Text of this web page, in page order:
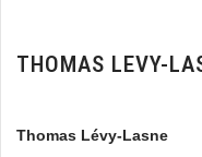
THOMAS LEVY-
Thomas Lévy-Lasne